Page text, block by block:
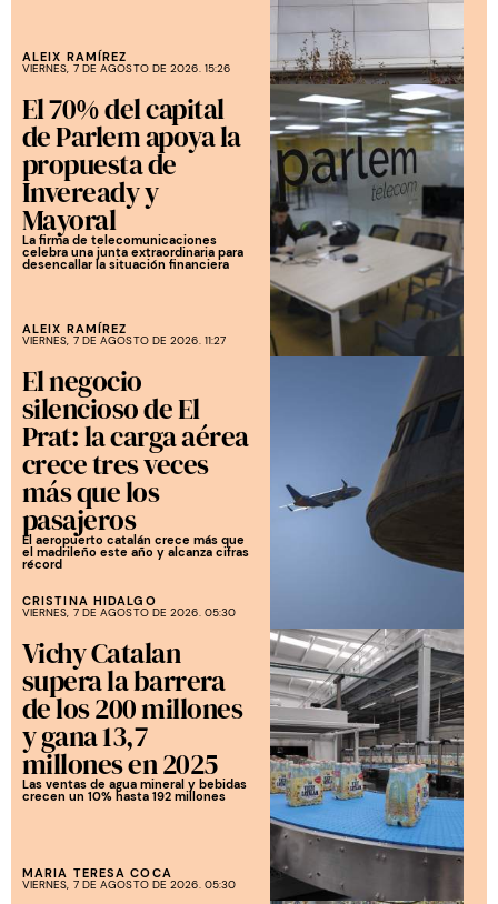
ALEIX RAMÍREZ
VIERNES, 7 DE AGOSTO DE 2026. 15:26
El 70% del capital
de Parlem apoya la
propuesta de
Inveready y
Mayoral
La firma de telecomunicaciones
celebra una junta extraordinaria para
desencallar la situación financiera
ALEIX RAMÍREZ
VIERNES, 7 DE AGOSTO DE 2026. 11:27
El negocio
silencioso de El
Prat: la carga aérea
crece tres veces
más que los
pasajeros
El aeropuerto catalán crece más que
el madrileño este año y alcanza cifras
récord
CRISTINA HIDALGO
VIERNES, 7 DE AGOSTO DE 2026. 05:30
Vichy Catalan
supera la barrera
de los 200 millones
y gana 13,7
millones en 2025
Las ventas de agua mineral y bebidas
crecen un 10% hasta 192 millones
MARIA TERESA COCA
VIERNES, 7 DE AGOSTO DE 2026. 05:30